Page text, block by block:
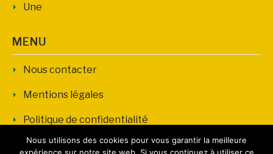
Une
MENU
Nous contacter
Mentions légales
Politique de confidentialité
Nous utilisons des cookies pour vous garantir la meilleure